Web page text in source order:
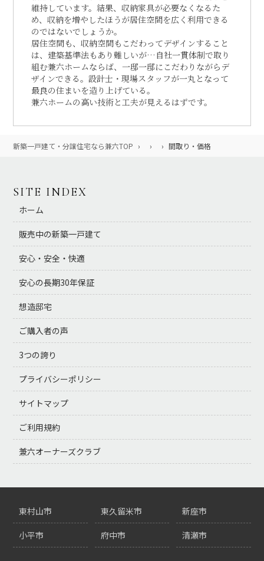
維持しています。結果、収納家具が必要なくなるた
め、収納を増やしたほうが居住空間を広く利用できる
のではないでしょうか。
居住空間も、収納空間もこだわってデザインすること
は、建築基準法もあり難しいが…自社一貫体制で取り
組む兼六ホームならば、一邸一邸にこだわりながらデ
ザインできる。設計士・現場スタッフが一丸となって
最良の住まいを造り上げている。
兼六ホームの高い技術と工夫が見えるはずです。
新築一戸建て・分譲住宅なら兼六TOP › › › 間取り・価格
SITE INDEX
ホーム
販売中の新築一戸建て
安心・安全・快適
安心の長期30年保証
想造邸宅
ご購入者の声
3つの誇り
プライバシーポリシー
サイトマップ
ご利用規約
兼六オーナーズクラブ
東村山市 東久留米市 新座市
小平市 府中市 清瀬市